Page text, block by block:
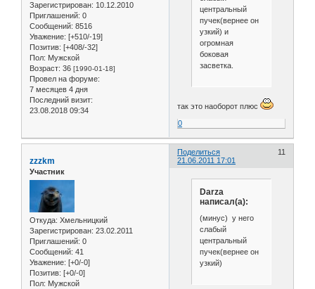
Зарегистрирован: 10.12.2010
Приглашений: 0
Сообщений: 8516
Уважение: [+510/-19]
Позитив: [+408/-32]
Пол: Мужской
Возраст: 36 [1990-01-18]
Провел на форуме:
7 месяцев 4 дня
Последний визит:
23.08.2018 09:34
центральный
пучек(вернее он
узкий) и
огромная
боковая
засветка.
так это наоборот плюс
0
Поделиться
11
21.06.2011 17:01
zzzkm
Участник
Откуда: Хмельницкий
Зарегистрирован: 23.02.2011
Приглашений: 0
Сообщений: 41
Уважение: [+0/-0]
Позитив: [+0/-0]
Пол: Мужской
Darza
написал(а):
(минус) у него
слабый
центральный
пучек(вернее он
узкий)